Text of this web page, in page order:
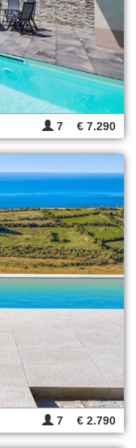
7 € 7.290
7 € 2.790